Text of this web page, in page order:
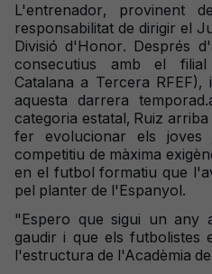
L'entrenador, provinent
responsabilitat de dirigir el
Divisió d'Honor. Després
consecutius amb el
Catalana a Tercera
aquesta darrera
categoria estatal, Ruiz
fer evolucionar els
competitiu de màxima
en el futbol formatiu que
pel planter de l'Espanyol.
"Espero que sigui un any
gaudir i que els futbolistes
l'estructura de l'Acadèmia